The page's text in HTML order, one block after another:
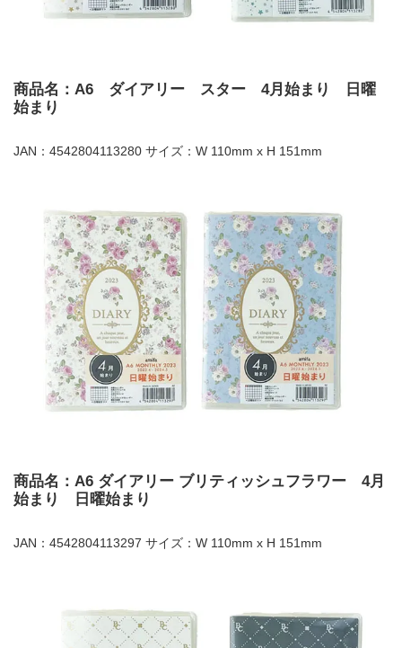
商品名：A6 ダイアリー スター 4月始まり 日曜
始まり
JAN：4542804113280 サイズ：W 110mm x H 151mm
商品名：A6 ダイアリー ブリティッシュフラワー 4月
始まり 日曜始まり
JAN：4542804113297 サイズ：W 110mm x H 151mm